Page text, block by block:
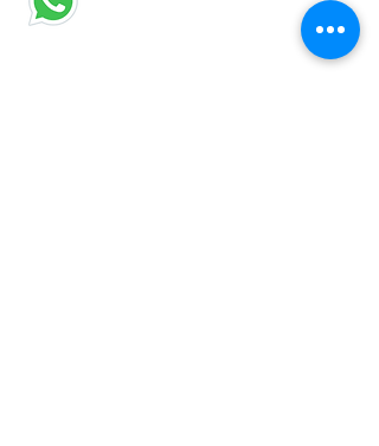
הדס אופיר
רח' מוטה גור 6 קריית מוצקין